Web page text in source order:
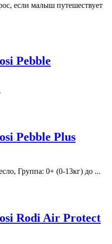
если малыш путешествует
Pebble
Pebble Plus
Группа: 0+ (0-13кг) до ...
Rodi Air Protect